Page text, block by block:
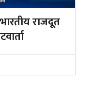
भारतीय राजदूत